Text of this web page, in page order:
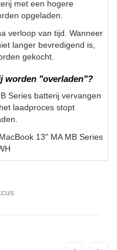
met een hogere
opgeladen.
verloop van tijd. Wanneer
langer bevredigend is,
gekocht.
worden "overladen"?
Series batterij vervangen
laadproces stopt
13" MA MB Series